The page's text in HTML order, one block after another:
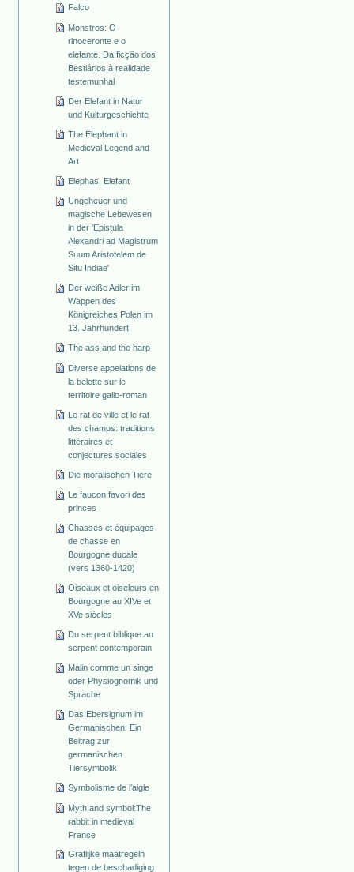
Falco
Monstros: O
rinoceronte e o
elefante. Da ficção dos
Bestiários à realidade
testemunhal
Der Elefant in Natur
und Kulturgeschichte
The Elephant in
Medieval Legend and
Art
Elephas, Elefant
Ungeheuer und
magische Lebewesen
in der 'Epistula
Alexandri ad Magistrum
Suum Aristotelem de
Situ Indiae'
Der weiße Adler im
Wappen des
Königreiches Polen im
13. Jahrhundert
The ass and the harp
Diverse appelations de
la belette sur le
territoire gallo-roman
Le rat de ville et le rat
des champs: traditions
littéraires et
conjectures sociales
Die moralischen Tiere
Le faucon favori des
princes
Chasses et équipages
de chasse en
Bourgogne ducale
(vers 1360-1420)
Oiseaux et oiseleurs en
Bourgogne au XIVe et
XVe siècles
Du serpent biblique au
serpent contemporain
Malin comme un singe
oder Physiognomik und
Sprache
Das Ebersignum im
Germanischen: Ein
Beitrag zur
germanischen
Tiersymbolik
Symbolisme de l’aigle
Myth and symbol:The
rabbit in medieval
France
Graflijke maatregeln
tegen de beschadiging